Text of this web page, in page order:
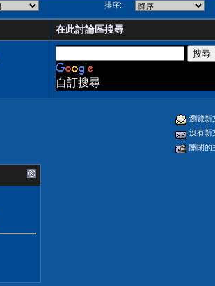
排序:
在此討論區搜尋
自訂搜尋
瀏覽新
沒有新
關閉的